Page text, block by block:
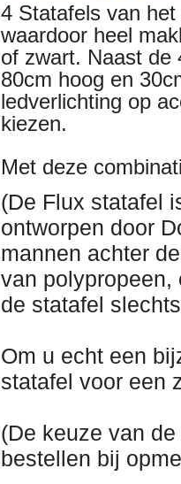
4 Statafels van
waardoor heel
of zwart. Naast de
80cm hoog en
ledverlichting op
kiezen.
Met deze
(De Flux statafel
ontworpen door
mannen achter
van polypropeen,
de statafel
Om u echt een
statafel voor een
(De keuze van
bestellen bij